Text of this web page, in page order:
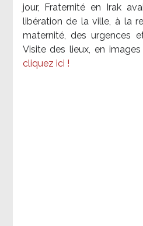
jour, Fraternité en Irak
libération de la ville, à la
maternité, des urgences
Visite des lieux, en images
cliquez ici !